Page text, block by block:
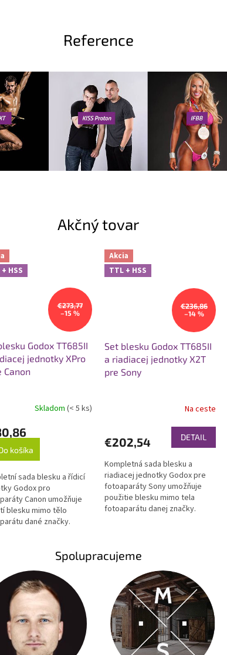
Reference
Akčný tovar
HSS
€273,77
–15 %
Godox TT685II
jednotky XPro
Canon
Skladom (< 5 ks)
košíka
sada blesku a řídicí
Godox pro
Canon umožňuje
blesku mimo tělo
dané značky.
Akcia
TTL + HSS
€236,86
–14 %
Set blesku Godox TT685II
a riadiacej jednotky X2T
pre Sony
Na ceste
€202,54 DETAIL
Kompletná sada blesku a
riadiacej jednotky Godox pre
fotoaparáty Sony umožňuje
použitie blesku mimo tela
fotoaparátu danej značky.
Spolupracujeme